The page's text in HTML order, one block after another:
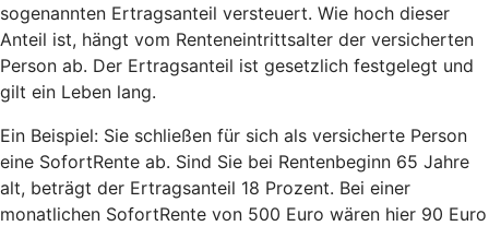
sogenannten Ertragsanteil versteuert. Wie hoch dieser
Anteil ist, hängt vom Renteneintrittsalter der versicherten
Person ab. Der Ertragsanteil ist gesetzlich festgelegt und
gilt ein Leben lang.
Ein Beispiel: Sie schließen für sich als versicherte Person
eine SofortRente ab. Sind Sie bei Rentenbeginn 65 Jahre
alt, beträgt der Ertragsanteil 18 Prozent. Bei einer
monatlichen SofortRente von 500 Euro wären hier 90 Euro